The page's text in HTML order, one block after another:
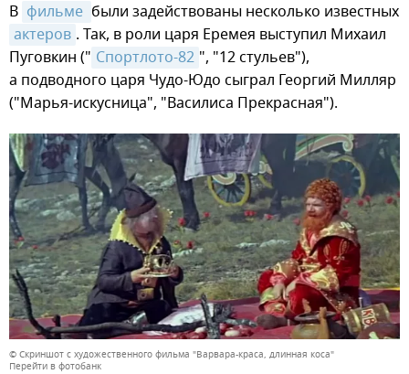
В фильме были задействованы несколько известных
актеров . Так, в роли царя Еремея выступил Михаил
Пуговкин (" Спортлото-82 ", "12 стульев"),
а подводного царя Чудо-Юдо сыграл Георгий Милляр
("Марья-искусница", "Василиса Прекрасная").
© Скриншот с художественного фильма "Варвара-краса, длинная коса"
Перейти в фотобанк